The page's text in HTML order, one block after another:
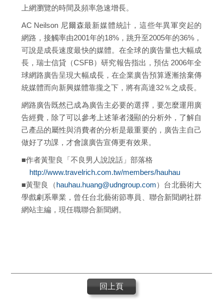
上網瀏覽的時間及頻率急速增長。
AC Neilson 尼爾森最新媒體統計，這些年異軍突起的
網路，接觸率由2001年的18%，跳升至2005年的36%，
可說是成長速度最快的媒體。在全球的廣告量也大幅成
長，瑞士信貸（CSFB）研究報告指出，預估 2006年全
球網路廣告呈現大幅成長，在企業廣告預算逐漸捨棄傳
統媒體而向新興媒體靠攏之下，將有高達32％之成長。
網路廣告既然已成為廣告主必要的選擇，要怎麼運用廣
告經費，除了可以參考上述筆者淺顯的分析外，了解自
己產品的屬性與消費者的分析是最重要的，廣告主自己
做好了功課，才會讓廣告宣傳更有效果。
■作者黃聖良「不良男人說說話」部落格
http://www.travelrich.com.tw/members/hauhau
■黃聖良（hauhau.huang@udngroup.com）台北藝術大
學戲劇系畢業，曾任台北藝術節專員、聯合新聞網社群
網站主編，現任職聯合新聞網。
回上頁